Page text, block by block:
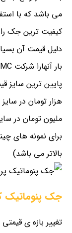
می باشد که با
کیفیت ترین جک را
دلیل قیمت آن
بار آنهارا شرکت SMC ژاپن تولید کرده به فروش می رساند.
برای نمونه های
بالاتر می باشد)
جک پنوماتیک
تغییر بازه ی